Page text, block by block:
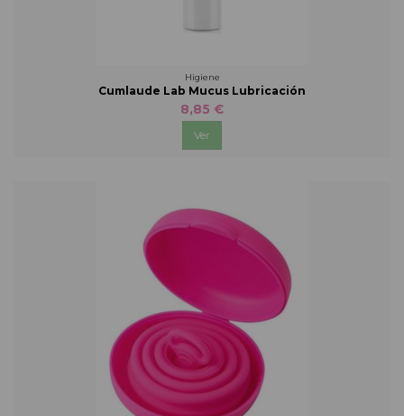
Higiene
Cumlaude Lab Mucus Lubricación
8,85 €
Ver